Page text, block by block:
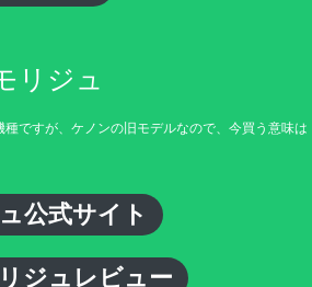
リジュ
ですが、ケノンの旧モデルなので、今買う意味は
公式サイト
ジュレビュー